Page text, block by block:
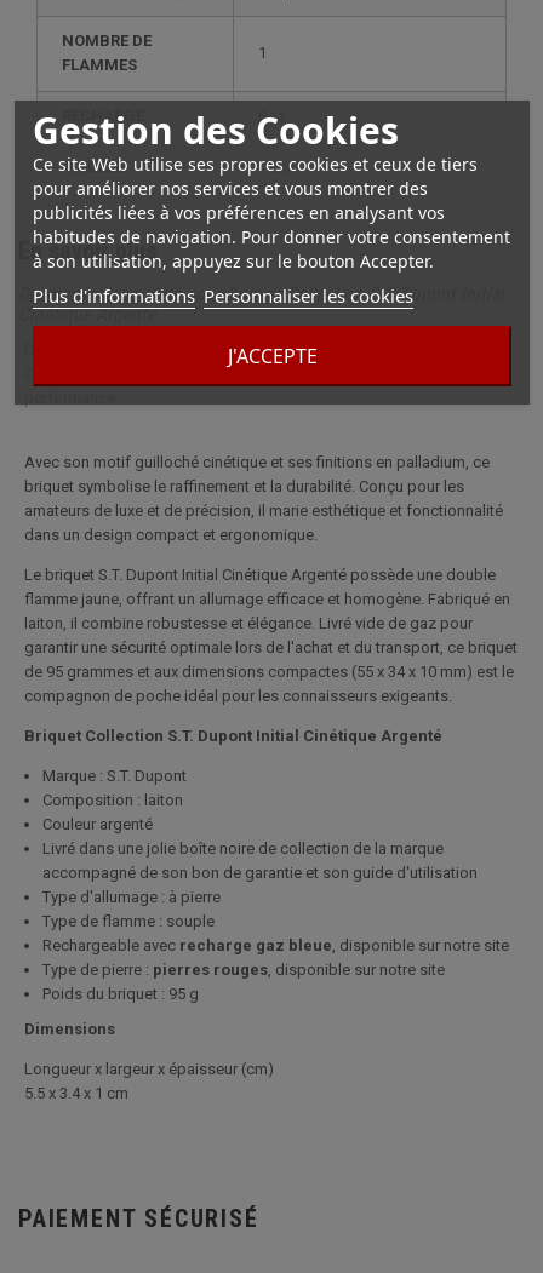
Gestion des Cookies
Ce site Web utilise ses propres cookies et ceux de tiers
pour améliorer nos services et vous montrer des
publicités liées à vos préférences en analysant vos
habitudes de navigation. Pour donner votre consentement
à son utilisation, appuyez sur le bouton Accepter.
Plus d'informations Personnaliser les cookies
J'ACCEPTE
NOMBRE DE
FLAMMES
1
RECHARGE gaz
MODÈLE initial
En savoir plus
Description complète pour Briquet Collection S.T. Dupont Initial
Cinétique Argenté
Découvrez l'élégance intemporelle du briquet S.T. Dupont Initial
Cinétique Argenté, un véritable chef-d'œuvre alliant sophistication et
Avec son motif guilloché cinétique et ses finitions en palladium, ce
briquet symbolise le raffinement et la durabilité. Conçu pour les
amateurs de luxe et de précision, il marie esthétique et fonctionnalité
dans un design compact et ergonomique.
Le briquet S.T. Dupont Initial Cinétique Argenté possède une double
flamme jaune, offrant un allumage efficace et homogène. Fabriqué en
laiton, il combine robustesse et élégance. Livré vide de gaz pour
garantir une sécurité optimale lors de l'achat et du transport, ce briquet
de 95 grammes et aux dimensions compactes (55 x 34 x 10 mm) est le
compagnon de poche idéal pour les connaisseurs exigeants.
Briquet Collection S.T. Dupont Initial Cinétique Argenté
Marque : S.T. Dupont
Composition : laiton
Couleur argenté
Livré dans une jolie boîte noire de collection de la marque
accompagné de son bon de garantie et son guide d'utilisation
Type d'allumage : à pierre
Type de flamme : souple
Rechargeable avec recharge gaz bleue, disponible sur notre site
Type de pierre : pierres rouges, disponible sur notre site
Poids du briquet : 95 g
Dimensions
Longueur x largeur x épaisseur (cm)
5.5 x 3.4 x 1 cm
PAIEMENT SÉCURISÉ